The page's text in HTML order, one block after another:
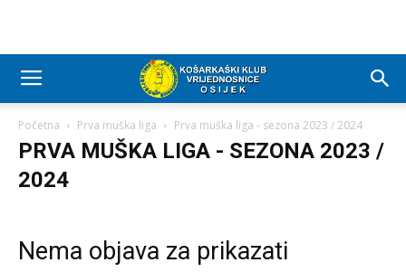
Početna Prva muška liga Prva muška liga - sezona 2023 / 2024
PRVA MUŠKA LIGA - SEZONA 2023 /
2024
Nema objava za prikazati